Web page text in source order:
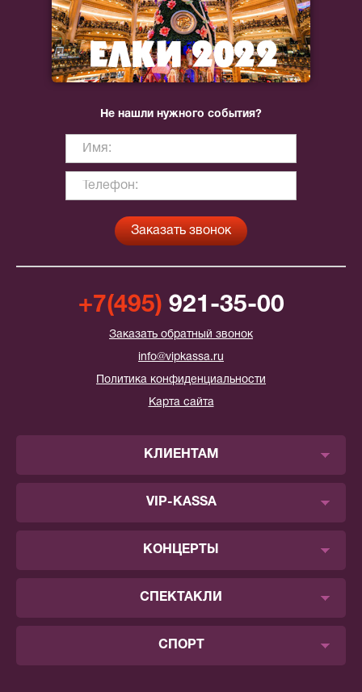
Не нашли нужного события?
+7(495) 921-35-00
Заказать обратный звонок
info@vipkassa.ru
Политика конфиденциальности
Карта сайта
КЛИЕНТАМ
VIP-KASSA
КОНЦЕРТЫ
СПЕКТАКЛИ
СПОРТ